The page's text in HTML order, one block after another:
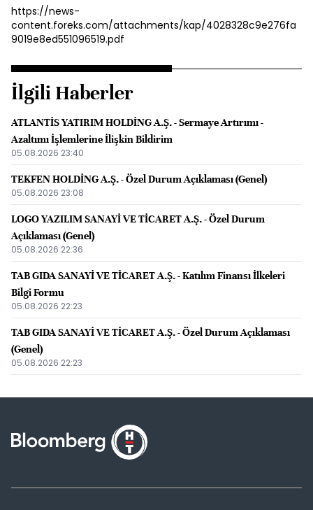
https://news-
content.foreks.com/attachments/kap/4028328c9e276fa
9019e8ed551096519.pdf
İlgili Haberler
ATLANTİS YATIRIM HOLDİNG A.Ş. - Sermaye Artırımı -
Azaltımı İşlemlerine İlişkin Bildirim
05.08.2026 23:40
TEKFEN HOLDİNG A.Ş. - Özel Durum Açıklaması (Genel)
05.08.2026 23:08
LOGO YAZILIM SANAYİ VE TİCARET A.Ş. - Özel Durum
Açıklaması (Genel)
05.08.2026 22:36
TAB GIDA SANAYİ VE TİCARET A.Ş. - Katılım Finansı İlkeleri
Bilgi Formu
05.08.2026 22:23
TAB GIDA SANAYİ VE TİCARET A.Ş. - Özel Durum Açıklaması
(Genel)
05.08.2026 22:23